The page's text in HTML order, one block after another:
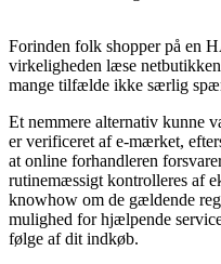
Forinden folk shopper på en
virkeligheden læse
mange tilfælde ikke særlig
Et nemmere alternativ kunne
er verificeret af e-mærket,
at online forhandleren
rutinemæssigt kontrolleres af
knowhow om de gældende
mulighed for hjælpende
følge af dit indkøb.